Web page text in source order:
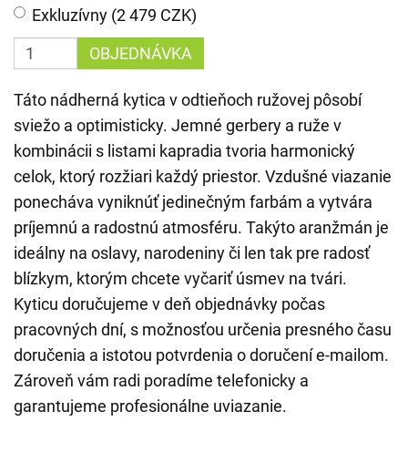
Exkluzívny (2 479 CZK)
OBJEDNÁVKA
Táto nádherná kytica v odtieňoch ružovej pôsobí
sviežo a optimisticky. Jemné gerbery a ruže v
kombinácii s listami kapradia tvoria harmonický
celok, ktorý rozžiari každý priestor. Vzdušné viazanie
ponecháva vyniknúť jedinečným farbám a vytvára
príjemnú a radostnú atmosféru. Takýto aranžmán je
ideálny na oslavy, narodeniny či len tak pre radosť
blízkym, ktorým chcete vyčariť úsmev na tvári.
Kyticu doručujeme v deň objednávky počas
pracovných dní, s možnosťou určenia presného času
doručenia a istotou potvrdenia o doručení e-mailom.
Zároveň vám radi poradíme telefonicky a
garantujeme profesionálne uviazanie.